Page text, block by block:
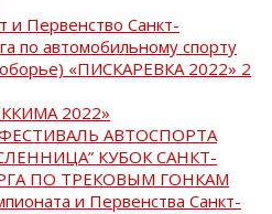
и Первенство Санкт-
по автомобильному спорту
«ПИСКАРЕВКА 2022» 2
2022»
АВТОСПОРТА
КУБОК САНКТ-
ПО ТРЕКОВЫМ ГОНКАМ
и Первенства Санкт-